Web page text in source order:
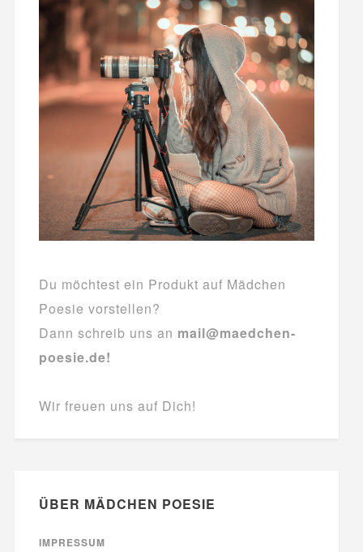
Du möchtest ein Produkt auf Mädchen
Poesie vorstellen?
Dann schreib uns an mail@maedchen-
poesie.de!
Wir freuen uns auf Dich!
ÜBER MÄDCHEN POESIE
IMPRESSUM